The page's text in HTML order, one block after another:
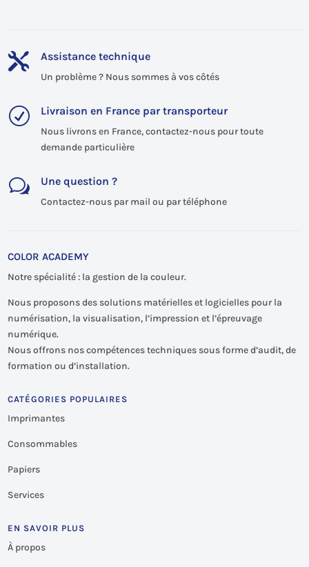
 Assistance technique
Un problème ? Nous sommes à vos côtés
R Livraison en France par transporteur
Nous livrons en France, contactez-nous pour toute
demande particulière
w Une question ?
Contactez-nous par mail ou par téléphone
COLOR ACADEMY
Notre spécialité : la gestion de la couleur.
Nous proposons des solutions matérielles et logicielles pour la
numérisation, la visualisation, l’impression et l’épreuvage
numérique.
Nous offrons nos compétences techniques sous forme d’audit, de
formation ou d’installation.
CATÉGORIES POPULAIRES
Imprimantes
Consommables
Papiers
Services
EN SAVOIR PLUS
À propos